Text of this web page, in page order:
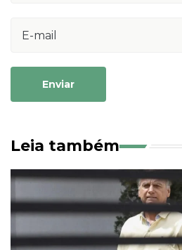
Enviar
Leia também